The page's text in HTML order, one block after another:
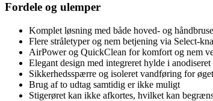
Fordele og ulemper
Komplet løsning med både hoved- og
Flere stråletyper og nem betjening via Select-
AirPower og QuickClean for komfort og nem
Elegant design med integreret hylde i
Sikkerhedsspærre og isoleret vandføring for
Brug af to udtag samtidig er ikke muligt
Stigerøret kan ikke afkortes, hvilket kan